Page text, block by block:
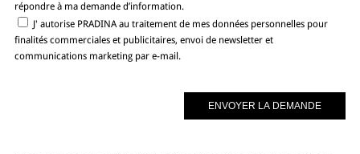
répondre à ma demande d’information.
J' autorise PRADINA au traitement de mes données personnelles pour
finalités commerciales et publicitaires, envoi de newsletter et
communications marketing par e-mail.